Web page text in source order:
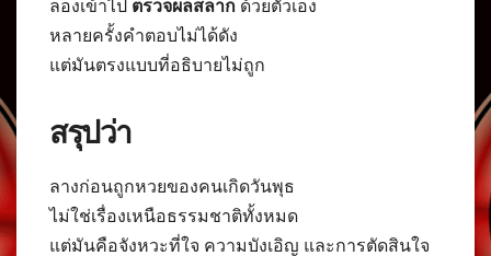
ลองเข้าไป ตรวจผลสลาก ด้วยตัวเอง
หลายครั้งคำตอบไม่ได้ดัง
แต่มันตรงแบบที่อธิบายไม่ถูก
สรุปว่า
ลางก่อนถูกหวยของคนเกิดวันพุธ
ไม่ใช่เรื่องเหนือธรรมชาติทั้งหมด
แต่มันคือจังหวะที่ใจ ความบังเอิญ และการตัดสินใจ